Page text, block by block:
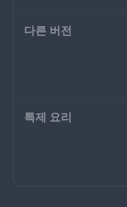
다른 버전
특제 요리